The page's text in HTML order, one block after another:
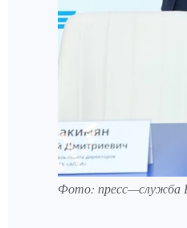
Фото: пресс—служба